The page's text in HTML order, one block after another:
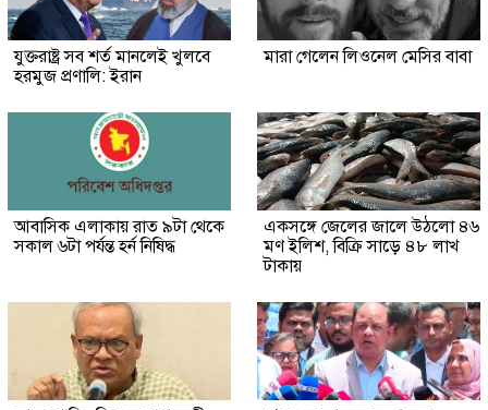
যুক্তরাষ্ট্র সব শর্ত মানলেই খুলবে
হরমুজ প্রণালি: ইরান
মারা গেলেন লিওনেল মেসির বাবা
আবাসিক এলাকায় রাত ৯টা থেকে
সকাল ৬টা পর্যন্ত হর্ন নিষিদ্ধ
একসঙ্গে জেলের জালে উঠলো ৪৬
মণ ইলিশ, বিক্রি সাড়ে ৪৮ লাখ
টাকায়